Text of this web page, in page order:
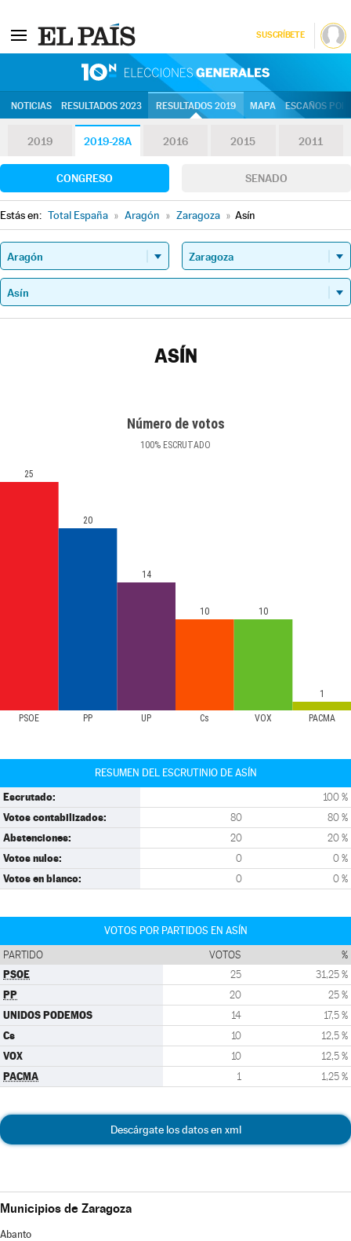
SUSCRÍBETE
NOTICIAS RESULTADOS 2023 RESULTADOS 2019 MAPA ESCAÑOS
2019 2019-28A 2016 2015 2011
CONGRESO SENADO
Estás en: Total España » Aragón » Zaragoza » Asín
ASÍN
Número de votos
100% ESCRUTADO
PSOE PP UP Cs VOX PACMA
25
20
14
10 10
1
RESUMEN DEL ESCRUTINIO DE ASÍN
Escrutado: 100 %
Votos contabilizados: 80 80 %
Abstenciones: 20 20 %
Votos nulos: 0 0 %
Votos en blanco: 0 0 %
VOTOS POR PARTIDOS EN ASÍN
PARTIDO VOTOS %
PSOE 25 31,25 %
PP 20 25 %
UNIDOS PODEMOS 14 17,5 %
Cs 10 12,5 %
VOX 10 12,5 %
PACMA 1 1,25 %
Descárgate los datos en xml
Municipios de Zaragoza
Abanto